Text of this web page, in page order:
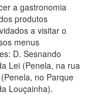
a gastronomia
produtos
a visitar o
menus
D. Sesnando
Lei (Penela, na rua
no Parque
Louçainha).